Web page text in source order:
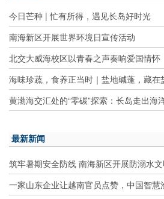
今日芒种 | 忙有所得，遇见长岛好时光
南海新区开展世界环境日宣传活动
北交大威海校区以青春之声奏响爱国情怀
海味珍蔬，食养正当时｜盐地碱蓬，藏
黄渤海交汇处的“零碳”探索：长岛走出海
最新新闻
筑牢暑期安全防线 南海新区开展防溺水
一家山东企业让越南官员点赞，中国智慧